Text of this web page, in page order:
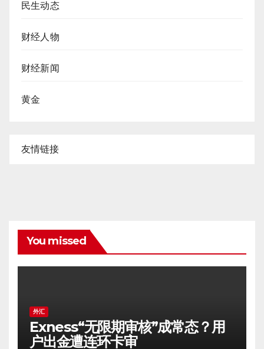
民生动态
财经人物
财经新闻
黄金
友情链接
You missed
外汇
Exness“无限期审核”成常态？用
户出金遭连环卡审